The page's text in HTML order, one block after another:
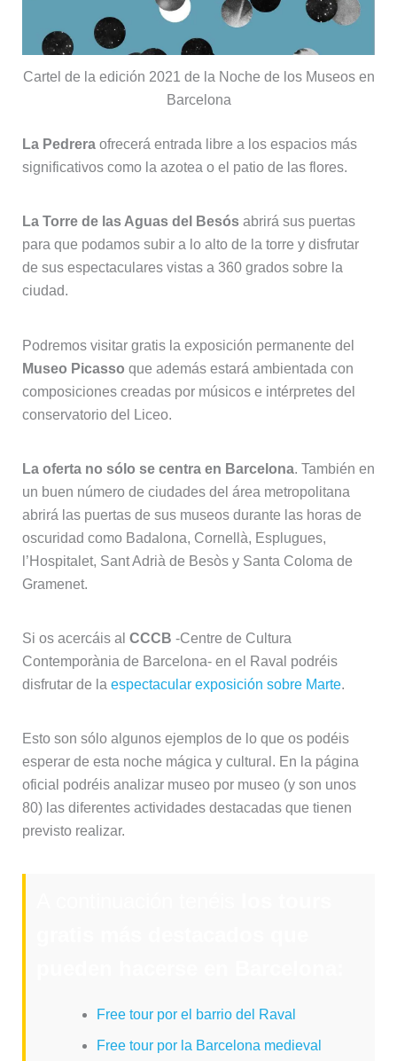
Cartel de la edición 2021 de la Noche de los Museos en
Barcelona
La Pedreraofrecerá entrada libre a los espacios más
significativos como la azotea o el patio de las flores.
La Torre de las Aguas del Besósabrirá sus puertas
para que podamos subir a lo alto de la torre y disfrutar
de sus espectaculares vistas a 360 grados sobre la
ciudad.
Podremos visitar gratis la exposición permanente del
Museo Picasso que además estará ambientada con
composiciones creadas por músicos e intérpretes del
conservatorio del Liceo.
La oferta no sólo se centra en Barcelona. También en
un buen número de ciudades del área metropolitana
abrirá las puertas de sus museos durante las horas de
oscuridad como Badalona, Cornellà, Esplugues,
l’Hospitalet, Sant Adrià de Besòs y Santa Coloma de
Gramenet.
Si os acercáis al CCCB -Centre de Cultura
Contemporània de Barcelona- en el Raval podréis
disfrutar de la espectacular exposición sobre Marte.
Esto son sólo algunos ejemplos de lo que os podéis
esperar de esta noche mágica y cultural. En la página
oficial podréis analizar museo por museo (y son unos
80) las diferentes actividades destacadas que tienen
previsto realizar.
Free tour por el barrio del Raval
Free tour por la Barcelona medieval